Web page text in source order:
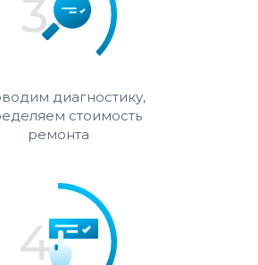
диагностику,
стоимость
ремонта